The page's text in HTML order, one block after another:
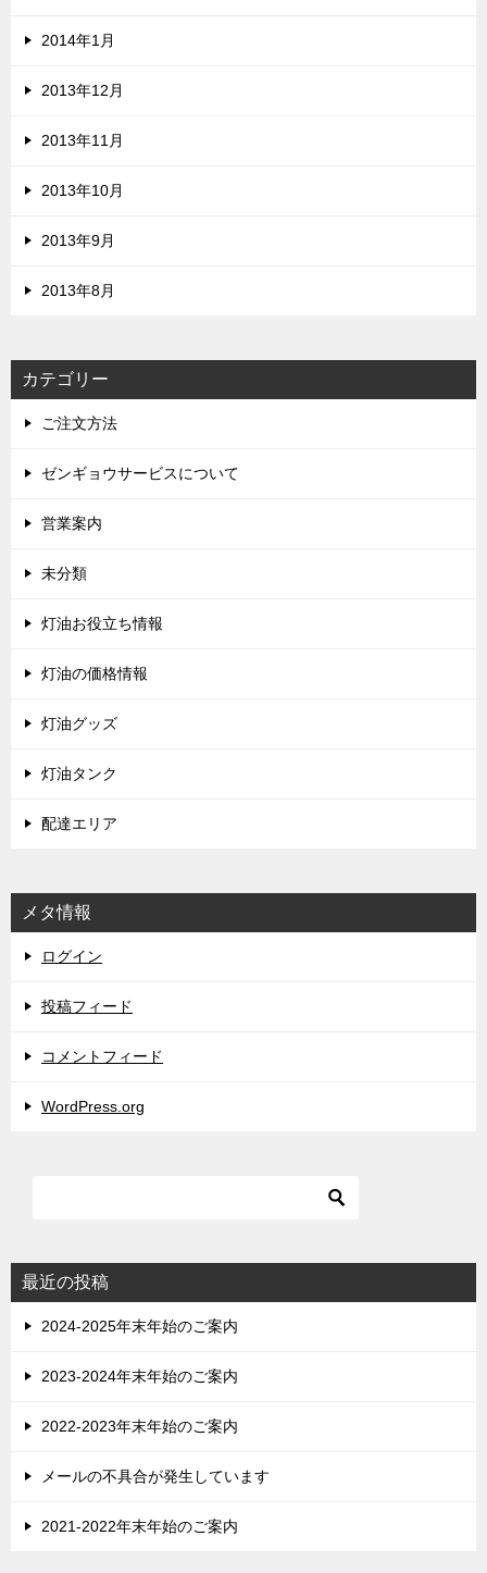
2014年1月
2013年12月
2013年11月
2013年10月
2013年9月
2013年8月
カテゴリー
ご注文方法
ゼンギョウサービスについて
営業案内
未分類
灯油お役立ち情報
灯油の価格情報
灯油グッズ
灯油タンク
配達エリア
メタ情報
ログイン
投稿フィード
コメントフィード
WordPress.org
最近の投稿
2024-2025年末年始のご案内
2023-2024年末年始のご案内
2022-2023年末年始のご案内
メールの不具合が発生しています
2021-2022年末年始のご案内